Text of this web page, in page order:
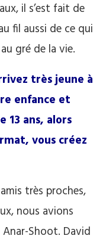
il s’est fait de
fil aussi de ce qui
gré de la vie.
très jeune à
enfance et
13 ans, alors
vous créez
très proches,
nous avions
Shoot. David